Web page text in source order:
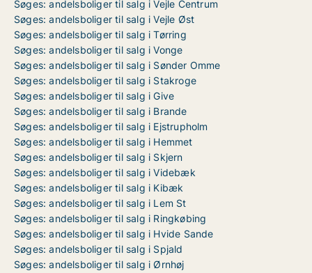
Søges: andelsboliger til salg i Vejle Centrum
Søges: andelsboliger til salg i Vejle Øst
Søges: andelsboliger til salg i Tørring
Søges: andelsboliger til salg i Vonge
Søges: andelsboliger til salg i Sønder Omme
Søges: andelsboliger til salg i Stakroge
Søges: andelsboliger til salg i Give
Søges: andelsboliger til salg i Brande
Søges: andelsboliger til salg i Ejstrupholm
Søges: andelsboliger til salg i Hemmet
Søges: andelsboliger til salg i Skjern
Søges: andelsboliger til salg i Videbæk
Søges: andelsboliger til salg i Kibæk
Søges: andelsboliger til salg i Lem St
Søges: andelsboliger til salg i Ringkøbing
Søges: andelsboliger til salg i Hvide Sande
Søges: andelsboliger til salg i Spjald
Søges: andelsboliger til salg i Ørnhøj